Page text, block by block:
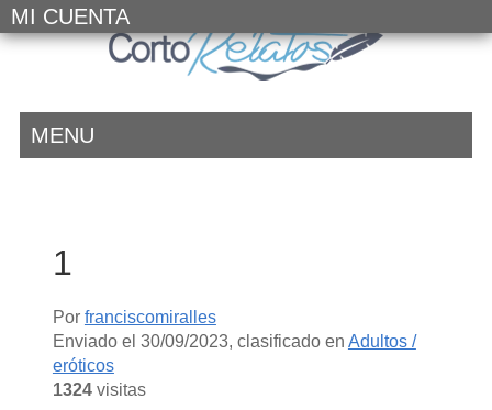
MI CUENTA
MENU
1
Por franciscomiralles
Enviado el 30/09/2023, clasificado en Adultos /
eróticos
1324visitas